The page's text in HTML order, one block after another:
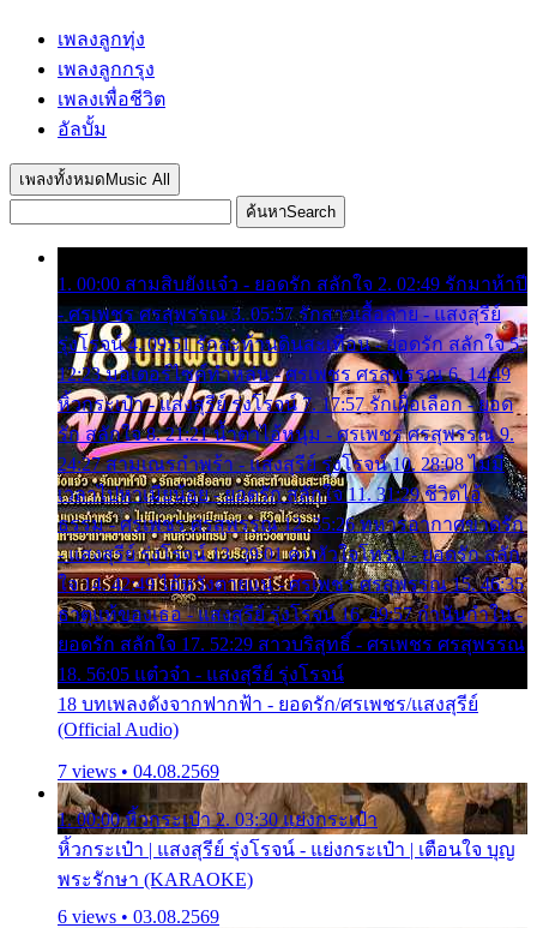
เพลงลูกทุ่ง
เพลงลูกกรุง
เพลงเพื่อชีวิต
อัลบั้ม
เพลงทั้งหมด Music All
ค้นหาSearch
1. 00:00 สามสิบยังแจ๋ว - ยอดรัก สลักใจ 2. 02:49 รักมาห้าปี
- ศรเพชร ศรสุพรรณ 3. 05:57 รักสาวเสื้อลาย - แสงสุรีย์
รุ่งโรจน์ 4. 09:51 รักสะท้านดินสะเทือน - ยอดรัก สลักใจ 5.
12:23 มอเตอร์ไซค์ทำหล่น - ศรเพชร ศรสุพรรณ 6. 14:49
หิ้วกระเป๋า - แสงสุรีย์ รุ่งโรจน์ 7. 17:57 รักเผื่อเลือก - ยอด
รัก สลักใจ 8. 21:21 น้ำตาไอ้หนุ่ม - ศรเพชร ศรสุพรรณ 9.
24:27 สามเณรกำพร้า - แสงสุรีย์ รุ่งโรจน์ 10. 28:08 ไม่มี
เวลาไปหาเมียน้อย - ยอดรัก สลักใจ 11. 31:29 ชีวิตไอ้
ธรรม - ศรเพชร ศรสุพรรณ 12. 35:26 ทหารอากาศขาดรัก
- แสงสุรีย์ รุ่งโรจน์ 13. 39:01 คนหัวใจโทรม - ยอดรัก สลัก
ใจ 14. 42:49 ไอ้หวังตายแน่ - ศรเพชร ศรสุพรรณ 15. 46:35
ธาตุแท้ของเธอ - แสงสุรีย์ รุ่งโรจน์ 16. 49:57 กำนันกำใน -
ยอดรัก สลักใจ 17. 52:29 สาวบริสุทธิ์ - ศรเพชร ศรสุพรรณ
18. 56:05 แต๋วจ๋า - แสงสุรีย์ รุ่งโรจน์
18 บทเพลงดังจากฟากฟ้า - ยอดรัก/ศรเพชร/แสงสุรีย์
(Official Audio)
7 views • 04.08.2569
1. 00:00 หิ้วกระเป๋า 2. 03:30 แย่งกระเป๋า
หิ้วกระเป๋า | แสงสุรีย์ รุ่งโรจน์ - แย่งกระเป๋า | เตือนใจ บุญ
พระรักษา (KARAOKE)
6 views • 03.08.2569